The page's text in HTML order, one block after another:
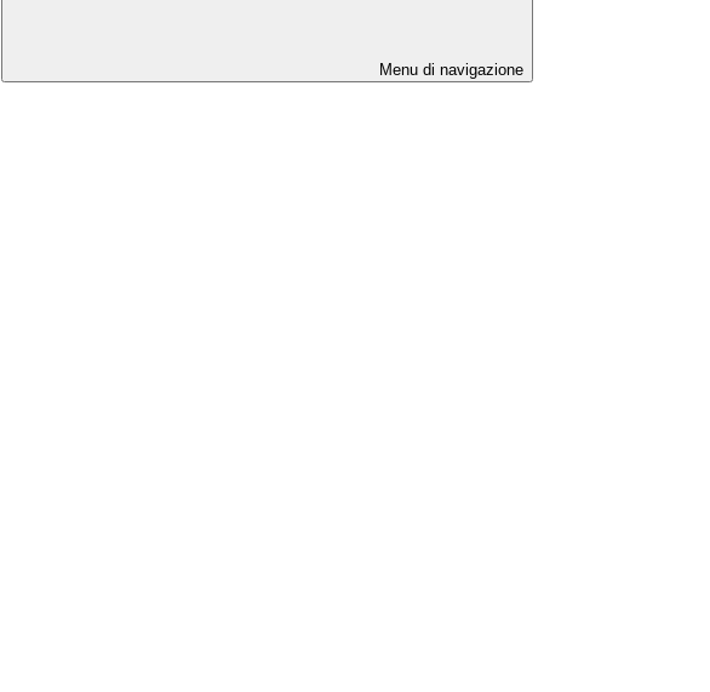
Menu di navigazione